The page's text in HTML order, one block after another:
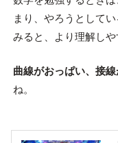
まり、やろうとして
みると、より理解しや
曲線がおっぱい、接線
ね。